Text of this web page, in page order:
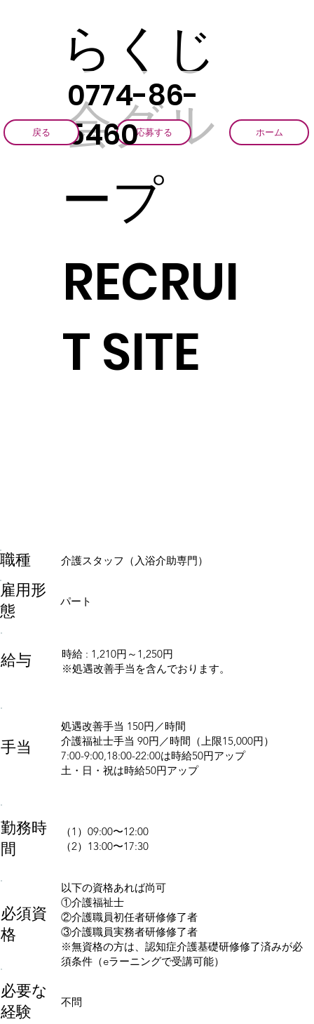
らくじ
会グル
ープ
RECRUI
T SITE
​職種 介護スタッフ（入浴介助専門）
雇用形
態
パート
給与
時給 : 1,210円～1,250円
※処遇改善手当を含んでおります。
手当
処遇改善手当 150円／時間
介護福祉士手当 90円／時間（上限15,000円）
7:00-9:00,18:00-22:00は時給50円アップ
土・日・祝は時給50円アップ
勤務時
間
（1）09:00〜12:00
（2）13:00〜17:30
必須資
格
以下の資格あれば尚可
①介護福祉士
②介護職員初任者研修修了者
③介護職員実務者研修修了者
※無資格の方は、認知症介護基礎研修修了済みが必
須条件（eラーニングで受講可能）
必要な
経験
不問
応募する
0774-86-
5460
ホーム
戻る